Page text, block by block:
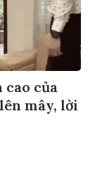
của
mây, lời